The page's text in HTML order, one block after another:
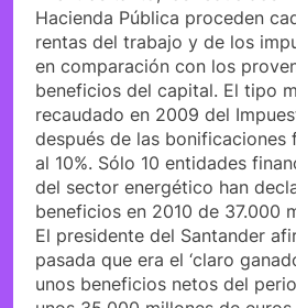
Hacienda Pública proceden
rentas del trabajo y de los
en comparación con los
beneficios del capital. El tipo
recaudado en 2009 del
después de las bonificaciones
al 10%. Sólo 10 entidades
del sector energético han
beneficios en 2010 de 37.000
El presidente del Santander
pasada que era el ‘claro
unos beneficios netos del